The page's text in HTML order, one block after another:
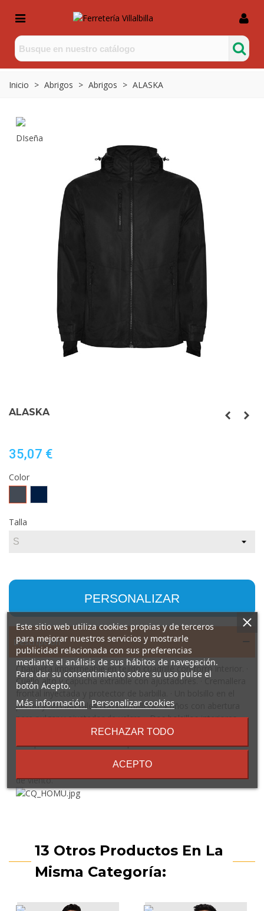
Inicio > Abrigos > Abrigos > ALASKA
ALASKA
35,07 €
Color
Talla
PERSONALIZAR
Descripción
Chaqueta impermeable en tejido cuadrillé con forro interior. ·
Cuello alto y capucha extraíble con ajustadores. · Cremallera
frontal inyectada y protector de barbilla. · Un bolsillo en el
pecho y dos laterales con cremallera. · Puños con abertura
para pulgar y ajustador de velcro. · Dos bolsillos interiores
con velcro. · Ajustadores en interior del bajo.
Observaciones: *Modelo impermeable. *Modelo a prueba
de viento.
13 Otros Productos En La
Misma Categoría:
Este sitio web utiliza cookies propias y de terceros
para mejorar nuestros servicios y mostrarle
publicidad relacionada con sus preferencias
mediante el análisis de sus hábitos de navegación.
Para dar su consentimiento sobre su uso pulse el
botón Acepto.
Más información
sobre
términos
condiciones
Personalizar cookies
RECHAZAR TODO
ACEPTO